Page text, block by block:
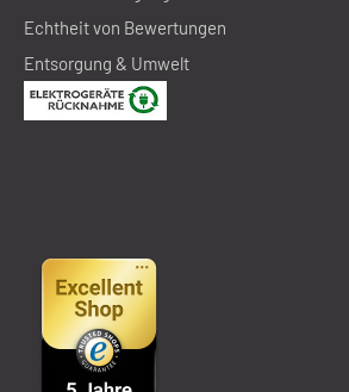
Echtheit von Bewertungen
Entsorgung & Umwelt